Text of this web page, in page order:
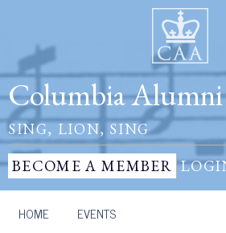
Columbia Alumni
SING, LION, SING
BECOME A MEMBER
HOME EVENTS